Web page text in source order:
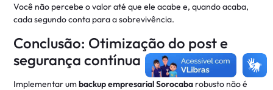
Você não percebe o valor até que ele acabe e, quando acaba,
cada segundo conta para a sobrevivência.
Conclusão: Otimização do post e
segurança contínua
Implementar umbackup empresarial Sorocaba robusto não é